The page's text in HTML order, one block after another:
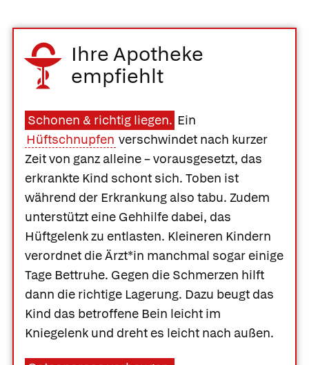
Ihre Apotheke
empfiehlt
Schonen & richtig liegen. Ein
Hüftschnupfen verschwindet nach kurzer
Zeit von ganz alleine – vorausgesetzt, das
erkrankte Kind schont sich. Toben ist
während der Erkrankung also tabu. Zudem
unterstützt eine Gehhilfe dabei, das
Hüftgelenk zu entlasten. Kleineren Kindern
verordnet die Ärzt*in manchmal sogar einige
Tage Bettruhe. Gegen die Schmerzen hilft
dann die richtige Lagerung. Dazu beugt das
Kind das betroffene Bein leicht im
Kniegelenk und dreht es leicht nach außen.